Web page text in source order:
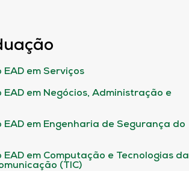
em Serviços
em Negócios, Administração e
em Engenharia de Segurança do
em Computação e Tecnologias da
(TIC)